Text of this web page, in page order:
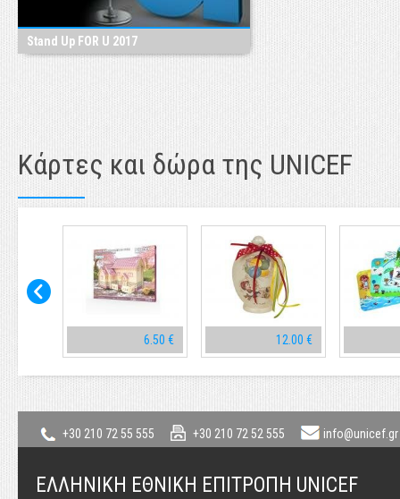
Stand Up FOR U 2017
Κάρτες και δώρα της UNICEF
6.50 € 12.00 €
+30 210 72 55 555 +30 210 72 52 555 info@unicef.gr
ΕΛΛΗΝΙΚΗ ΕΘΝΙΚΗ ΕΠΙΤΡΟΠΗ UNICEF